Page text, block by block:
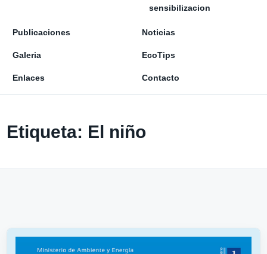
sensibilizacion
Publicaciones Noticias
Galeria EcoTips
Enlaces Contacto
Etiqueta: El niño